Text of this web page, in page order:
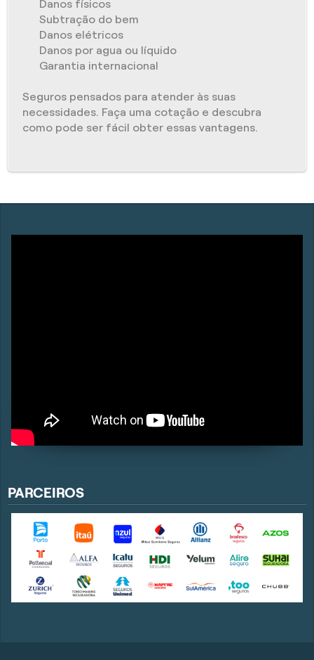
Danos físicos
Subtração do bem
Danos elétricos
Danos por agua ou líquido
Garantia internacional
Seguros pensados para atender às suas
necessidades. Faça uma cotação e descubra
como pode ser fácil obter essas vantagens.
PARCEIROS